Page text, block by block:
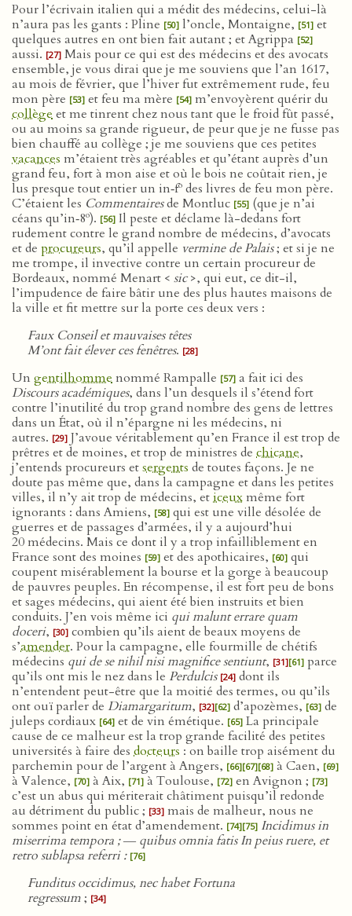
Pour l’écrivain italien qui a médit des médecins, celui-là
n’aura pas les gants : Pline [50] l’oncle, Montaigne, [51] et
quelques autres en ont bien fait autant ; et Agrippa [52]
aussi. [27] Mais pour ce qui est des médecins et des avocats
ensemble, je vous dirai que je me souviens que l’an 1617,
au mois de février, que l’hiver fut extrêmement rude, feu
mon père [53] et feu ma mère [54] m’envoyèrent quérir du
collègeet me tinrent chez nous tant que le froid fût passé,
ou au moins sa grande rigueur, de peur que je ne fusse pas
bien chauffé au collège ; je me souviens que ces petites
vacances m’étaient très agréables et qu’étant auprès d’un
grand feu, fort à mon aise et où le bois ne coûtait rien, je
lus presque tout entier un in‑fo des livres de feu mon père.
C’étaient les Commentairesde Montluc [55] (que je n’ai
céans qu’in‑8o). [56] Il peste et déclame là-dedans fort
rudement contre le grand nombre de médecins, d’avocats
et de procureurs, qu’il appelle vermine de Palais; et si je ne
me trompe, il invective contre un certain procureur de
Bordeaux, nommé Menart < sic>, qui eut, ce dit-il,
l’impudence de faire bâtir une des plus hautes maisons de
la ville et fit mettre sur la porte ces deux vers :
Faux Conseil et mauvaises têtes
M’ont fait élever ces fenêtres. [28]
Un gentilhommenommé Rampalle [57] a fait ici des
Discours académiques, dans l’un desquels il s’étend fort
contre l’inutilité du trop grand nombre des gens de lettres
dans un État, où il n’épargne ni les médecins, ni
autres. [29] J’avoue véritablement qu’en France il est trop de
prêtres et de moines, et trop de ministres de chicane,
j’entends procureurs etsergents de toutes façons. Je ne
doute pas même que, dans la campagne et dans les petites
villes, il n’y ait trop de médecins, eticeuxmême fort
ignorants : dans Amiens, [58] qui est une ville désolée de
guerres et de passages d’armées, il y a aujourd’hui
20 médecins. Mais ce dont il y a trop infailliblement en
France sont des moines [59] et des apothicaires, [60] qui
coupent misérablement la bourse et la gorge à beaucoup
de pauvres peuples. En récompense, il est fort peu de bons
et sages médecins, qui aient été bien instruits et bien
conduits. J’en vois même ici qui malunt errare quam
doceri, [30] combien qu’ils aient de beaux moyens de
s’amender. Pour la campagne, elle fourmille de chétifs
médecins qui de se nihil nisi magnifice sentiunt, [31][61] parce
qu’ils ont mis le nez dans le Perdulcis [24] dont ils
n’entendent peut-être que la moitié des termes, ou qu’ils
ont ouï parler de Diamargaritum, [32][62] d’apozèmes, [63] de
juleps cordiaux [64] et de vin émétique. [65] La principale
cause de ce malheur est la trop grande facilité des petites
universités à faire des docteurs : on baille trop aisément du
parchemin pour de l’argent à Angers, [66][67][68] à Caen, [69]
à Valence, [70] à Aix, [71] à Toulouse, [72] en Avignon ; [73]
c’est un abus qui mériterait châtiment puisqu’il redonde
au détriment du public ; [33] mais de malheur, nous ne
sommes point en état d’amendement. [74][75] Incidimus in
miserrima tempora ; ― quibus omnia fatis In peius ruere, et
retro sublapsa referri : [76]
Funditus occidimus, nec habet Fortuna
regressum; [34]